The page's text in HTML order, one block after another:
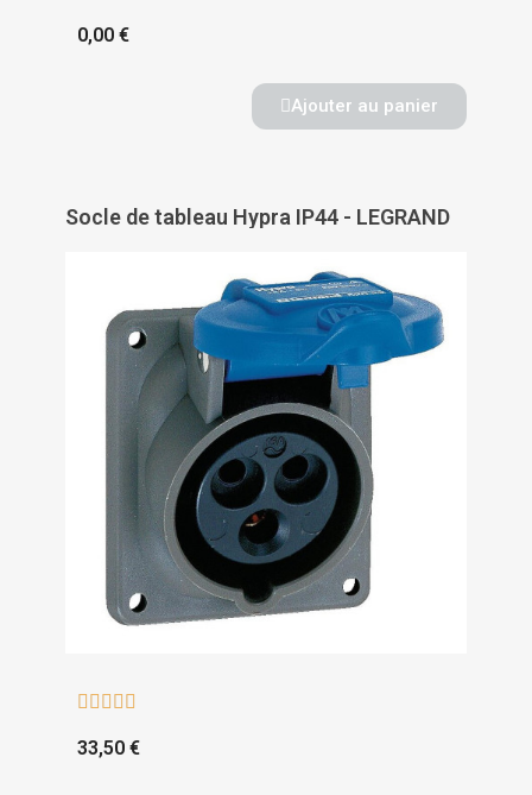
0,00 €
Ajouter au panier
Socle de tableau Hypra IP44 - LEGRAND
    
33,50 €